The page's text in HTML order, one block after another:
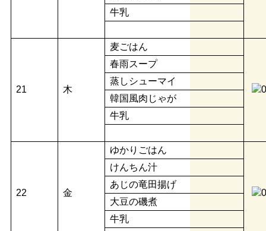
牛乳
21 木
麦ごはん
春雨スープ
蒸しシューマイ
韓国風肉じゃが
牛乳
22 金
ゆかりごはん
けんちん汁
あじの竜田揚げ
大豆の磯煮
牛乳